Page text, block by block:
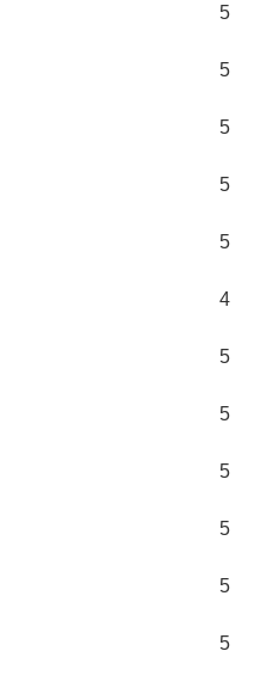
5
5
5
5
5
4
5
5
5
5
5
5